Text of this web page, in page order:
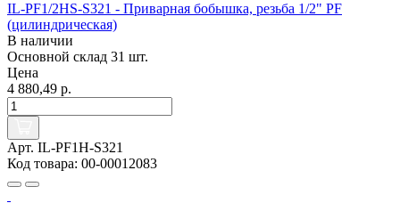
IL-PF1/2HS-S321 - Приварная бобышка, резьба 1/2" PF
(цилиндрическая)
В наличии
Основной склад 31 шт.
Цена
4 880,49 р.
Арт. IL-PF1H-S321
Код товара: 00-00012083